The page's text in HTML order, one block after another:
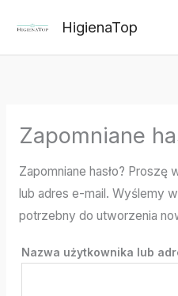
treści
HigienaTop
Zapomniane
Zapomniane hasło?
lub adres e-mail. Wyślemy
potrzebny do utworzenia
Nazwa użytkownika lub